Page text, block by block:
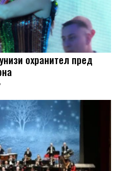
охранител пред